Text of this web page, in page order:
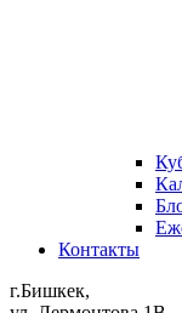
Контакты
г.Бишкек,